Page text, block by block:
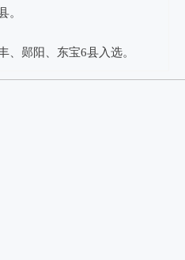
。
、郧阳、东宝6县入选。